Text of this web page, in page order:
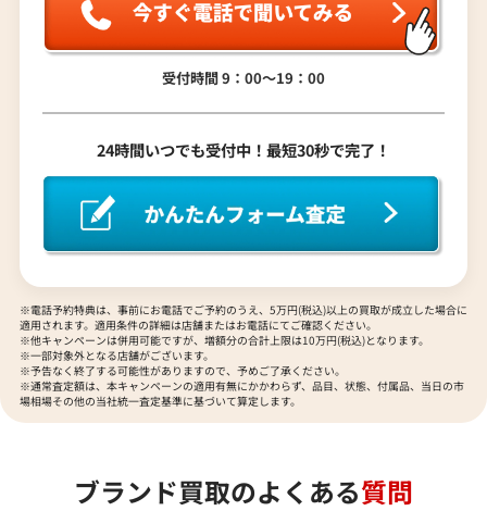
バーバリー ノバチェック ハンドバッグ キャン
2022年5月18日時点
バーバリー レザー
2022年6月18日時点
受付時間 9：00〜19：00
24時間いつでも受付中！最短30秒で完了！
※電話予約特典は、事前にお電話でご予約のうえ、5万円(税込)以上の買取が成立した場合に
適用されます。適用条件の詳細は店舗またはお電話にてご確認ください。
※他キャンペーンは併用可能ですが、増額分の合計上限は10万円(税込)となります。
※一部対象外となる店舗がございます。
※予告なく終了する可能性がありますので、予めご了承ください。
※通常査定額は、本キャンペーンの適用有無にかかわらず、品目、状態、付属品、当日の市
場相場その他の当社統一査定基準に基づいて算定します。
ブランド買取のよくある質問